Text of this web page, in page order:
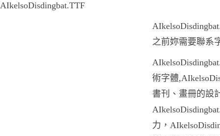
AIkelsoDisdingbat.TTF
之前妳需要聯系
術字體
書刊、畫冊的設
力，